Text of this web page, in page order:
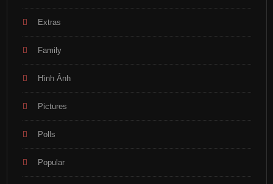
Extras
Family
Hình Ảnh
Pictures
Polls
Popular